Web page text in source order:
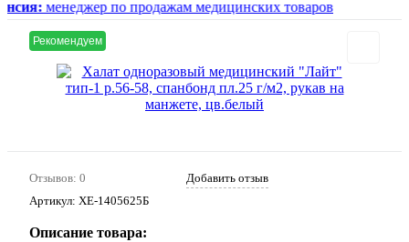
по продажам медицинских товаров
Рекомендуем
Отзывов: 0
Добавить отзыв
Артикул: ХЕ-1405625Б
Описание товара: